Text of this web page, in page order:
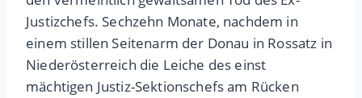
Justizchefs. Sechzehn Monate, nachdem in
einem stillen Seitenarm der Donau in Rossatz in
Niederösterreich die Leiche des einst
mächtigen Justiz-Sektionschefs am Rücken